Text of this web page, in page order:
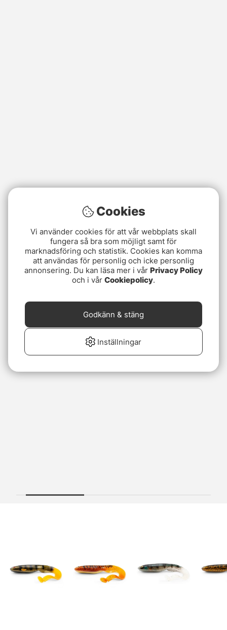
Cookies
Vi använder cookies för att vår webbplats skall
fungera så bra som möjligt samt för
marknadsföring och statistik. Cookies kan komma
att användas för personlig och icke personlig
annonsering. Du kan läsa mer i vår Privacy Policy
och i vår Cookiepolicy.
Inställningar
Godkänn & stäng